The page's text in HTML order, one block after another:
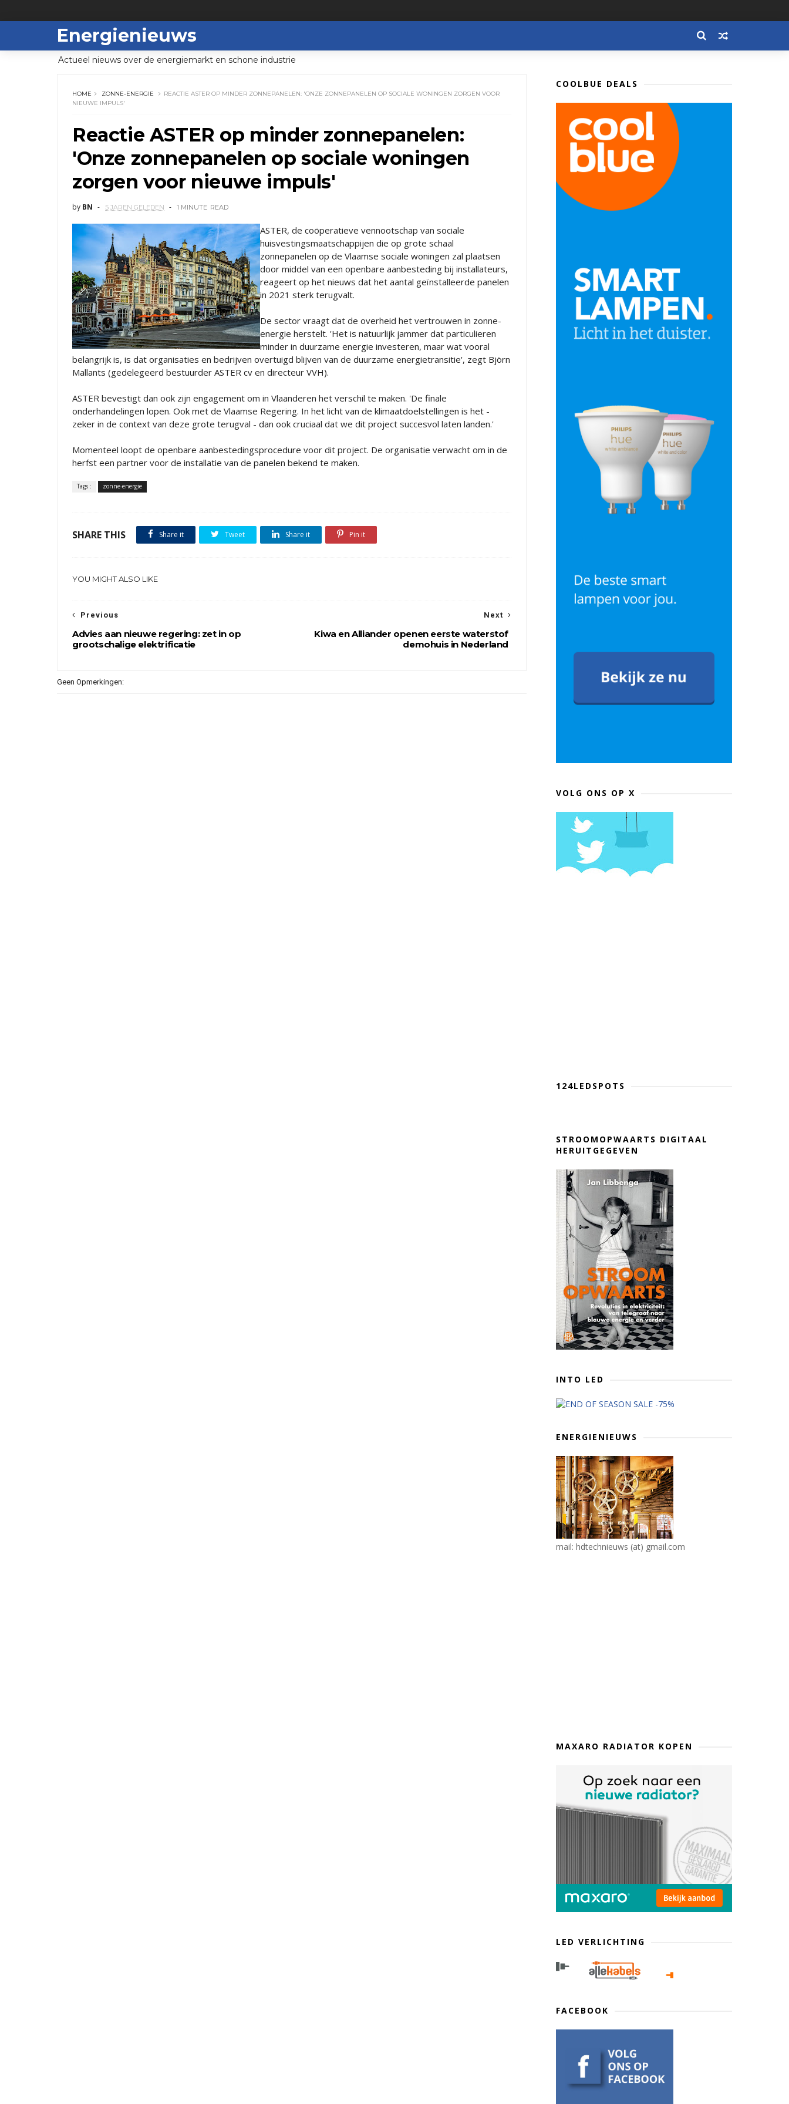
Energienieuws
Actueel nieuws over de energiemarkt en schone industrie
HOME ZONNE-ENERGIE
REACTIE ASTER OP MINDER ZONNEPANELEN: 'ONZE ZONNEPANELEN OP SOCIALE WONINGEN ZORGEN VOOR
NIEUWE IMPULS'
Reactie ASTER op minder zonnepanelen:
'Onze zonnepanelen op sociale woningen
zorgen voor nieuwe impuls'
by BN 5 JAREN GELEDEN 1 MINUTE READ
ASTER, de coöperatieve vennootschap van sociale
huisvestingsmaatschappijen die op grote schaal
zonnepanelen op de Vlaamse sociale woningen zal plaatsen
door middel van een openbare aanbesteding bij installateurs,
reageert op het nieuws dat het aantal geïnstalleerde panelen
in 2021 sterk terugvalt.
De sector vraagt dat de overheid het vertrouwen in zonne-
energie herstelt. 'Het is natuurlijk jammer dat particulieren
minder in duurzame energie investeren, maar wat vooral
belangrijk is, is dat organisaties en bedrijven overtuigd blijven van de duurzame energietransitie', zegt Björn
Mallants (gedelegeerd bestuurder ASTER cv en directeur VVH).
ASTER bevestigt dan ook zijn engagement om in Vlaanderen het verschil te maken. 'De finale
onderhandelingen lopen. Ook met de Vlaamse Regering. In het licht van de klimaatdoelstellingen is het -
zeker in de context van deze grote terugval - dan ook cruciaal dat we dit project succesvol laten landen.'
Momenteel loopt de openbare aanbestedingsprocedure voor dit project. De organisatie verwacht om in de
herfst een partner voor de installatie van de panelen bekend te maken.
Tags : zonne-energie
SHARE THIS Share it Tweet Share it Pin it
YOU MIGHT ALSO LIKE
Next
Kiwa en Alliander openen eerste waterstof
demohuis in Nederland
Previous
Advies aan nieuwe regering: zet in op
grootschalige elektrificatie
Geen Opmerkingen:
COOLBUE DEALS
VOLG ONS OP X
124LEDSPOTS
STROOMOPWAARTS DIGITAAL
HERUITGEGEVEN
INTO LED
ENERGIENIEUWS
mail: hdtechnieuws (at) gmail.com
MAXARO RADIATOR KOPEN
LED VERLICHTING
FACEBOOK